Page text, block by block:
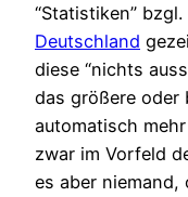
“Statistiken” bzgl.
Deutschland
diese “nichts
das größere oder
automatisch
zwar im Vorfeld
es aber niemand,